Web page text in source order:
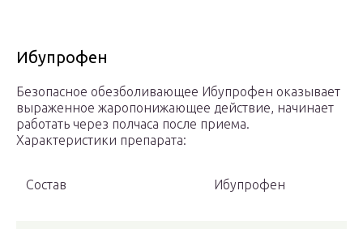
Ибупрофен
Безопасное обезболивающее Ибупрофен оказывает
выраженное жаропонижающее действие, начинает
работать через полчаса после приема.
Характеристики препарата:
Состав Ибупрофен